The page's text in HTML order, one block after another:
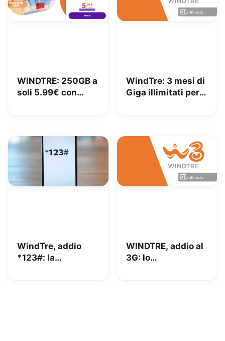
WINDTRE: 250GB a
soli 5.99€ con
WindTre: 3 mesi di
Giga illimitati per
WindTre, addio
*123#: la
WINDTRE, addio al
3G: lo